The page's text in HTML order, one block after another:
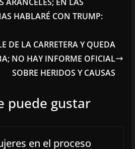
HABLARÉ CON TRUMP:
DE LA CARRETERA Y QUEDA
NO HAY INFORME OFICIAL
SOBRE HERIDOS Y CAUSAS
puede gustar
en el proceso